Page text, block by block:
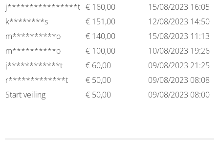
j****************t € 160,00
15/08/2023 16:05
k********s
€ 151,00
12/08/2023 14:50
m**********o
€ 140,00
15/08/2023 11:13
m**********o
€ 100,00
10/08/2023 19:26
j************t
€ 60,00
09/08/2023 21:25
r*************t
€ 50,00
09/08/2023 08:08
Start veiling
€ 50,00 09/08/2023 08:00